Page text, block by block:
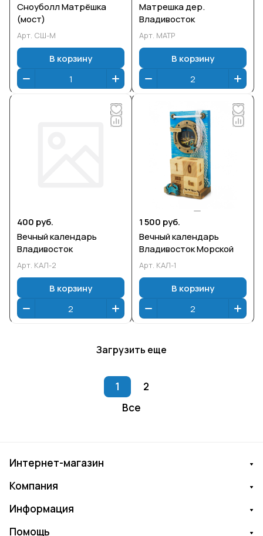
Сноуболл Матрёшка
(мост)
Арт. СШ-М
В корзину
Матрешка дер.
Владивосток
Арт. МАТР
В корзину
400 руб.
Вечный календарь
Владивосток
Арт. КАЛ-2
В корзину
1 500 руб.
Вечный календарь
Владивосток Морской
Арт. КАЛ-1
В корзину
Загрузить еще
1
2
Все
Интернет-магазин
Компания
Информация
Помощь